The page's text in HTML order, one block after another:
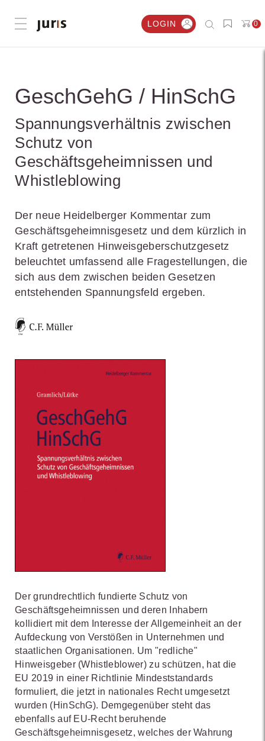
Menü öffnen LOGIN 0
GeschGehG / HinSchG
Spannungsverhältnis zwischen
Schutz von
Geschäftsgeheimnissen und
Whistleblowing
Der neue Heidelberger Kommentar zum
Geschäftsgeheimnisgesetz und dem kürzlich in
Kraft getretenen Hinweisgeberschutzgesetz
beleuchtet umfassend alle Fragestellungen, die
sich aus dem zwischen beiden Gesetzen
entstehenden Spannungsfeld ergeben.
Der grundrechtlich fundierte Schutz von
Geschäftsgeheimnissen und deren Inhabern
kollidiert mit dem Interesse der Allgemeinheit an der
Aufdeckung von Verstößen in Unternehmen und
staatlichen Organisationen. Um "redliche"
Hinweisgeber (Whistleblower) zu schützen, hat die
EU 2019 in einer Richtlinie Mindeststandards
formuliert, die jetzt in nationales Recht umgesetzt
wurden (HinSchG). Demgegenüber steht das
ebenfalls auf EU-Recht beruhende
Geschäftsgeheimnisgesetz, welches der Wahrung